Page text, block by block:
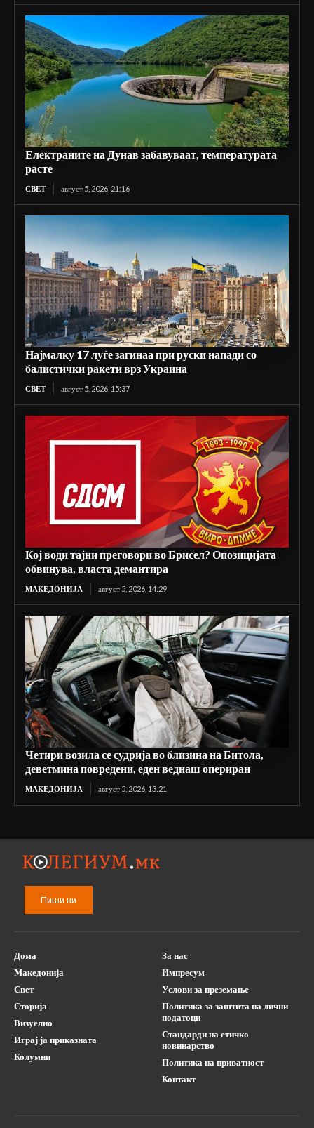
Електраните на Дунав забавуваат, температурата
расте
СВЕТ август 5, 2026, 21:16
Најмалку 17 луѓе загинаа при руски напади со
балистички ракети врз Украина
СВЕТ август 5, 2026, 15:37
Кој води тајни преговори во Брисел? Опозицијата
обвинува, власта демантира
МАКЕДОНИЈА август 5, 2026, 14:29
Четири возила се судрија во близина на Битола,
деветмина повредени, еден веднаш опериран
МАКЕДОНИЈА август 5, 2026, 13:21
Пиши ни
Дома
Македонија
Свет
Сторија
Визуелно
Играј ја приказната
Колумни
За нас
Импресум
Услови за преземање
Политика за заштита на лични
податоци
Стандарди на етичко
новинарство
Политика на приватност
Контакт